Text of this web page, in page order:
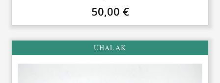
50,00 €
UHALAK